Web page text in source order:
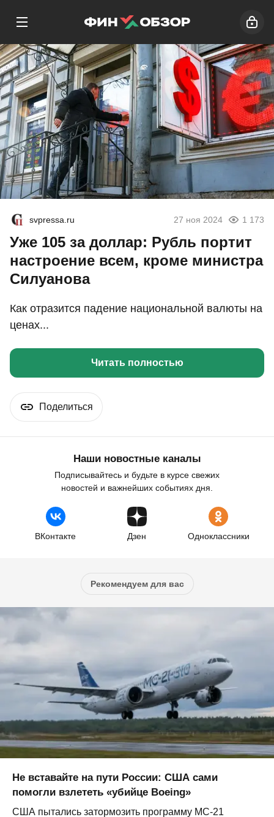
svpressa.ru 27 ноя 2024 1 173
Уже 105 за доллар: Рубль портит
настроение всем, кроме министра
Силуанова
Как отразится падение национальной валюты на
ценах...
Читать полностью
Поделиться
Наши новостные каналы
Подписывайтесь и будьте в курсе свежих
новостей и важнейших событиях дня.
ВКонтакте Дзен Одноклассники
Рекомендуем для вас
Не вставайте на пути России: США сами
помогли взлететь «убийце Boeing»
США пытались затормозить программу МС-21